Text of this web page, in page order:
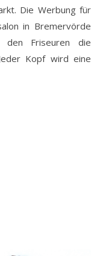
Die Werbung für
in Bremervörde
den Friseuren die
Kopf wird eine